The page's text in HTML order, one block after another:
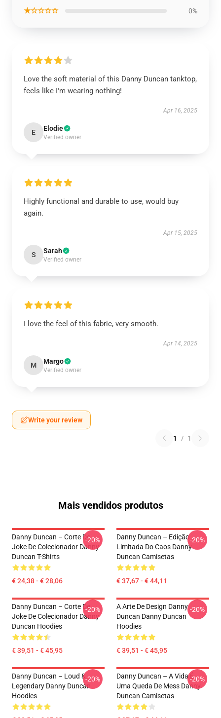
★☆☆☆☆ 0%
Love the soft material of this Danny Duncan tanktop,
feels like I'm wearing nothing!
Apr 16, 2025
E Elodie
Verified owner
Highly functional and durable to use, would buy
again.
Apr 15, 2025
S Sarah
Verified owner
I love the feel of this fabric, very smooth.
Apr 14, 2025
M Margo
Verified owner
Write your review
1 / 1
Mais vendidos produtos
Danny Duncan – Corte De
Joke De Colecionador Danny
Duncan T-Shirts
€ 24,38 - € 28,06
-20%
Danny Duncan – Edição
Limitada Do Caos Danny
Duncan Camisetas
€ 37,67 - € 44,11
-20%
Danny Duncan – Corte De
Joke De Colecionador Danny
Duncan Hoodies
€ 39,51 - € 45,95
-20%
A Arte De Design Danny
Duncan Danny Duncan
Hoodies
€ 39,51 - € 45,95
-20%
Danny Duncan – Loud &
Legendary Danny Duncan
Hoodies
-20%
Danny Duncan – A Vida É
Uma Queda De Mess Danny
Duncan Camisetas
-20%